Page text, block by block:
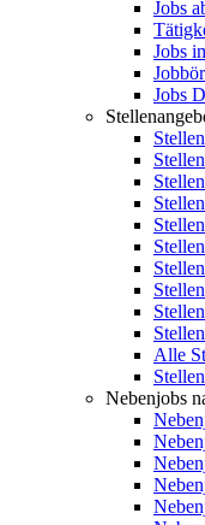
Jobs
Jobs
Jobs
Alle
Nebenjobs